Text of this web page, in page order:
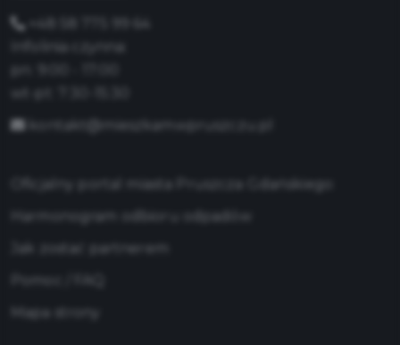
+48 58 775 99 64
Infolinia czynna:
kontakt@mieszkamwpruszczu.pl
Oficjalny portal miasta Pruszcza Gdańskiego
Harmonogram odbioru odpadów
Jak zostać partnerem
Mapa strony